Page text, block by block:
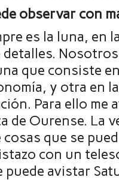
observar con
es la luna, en
que consiste
y otra en
Para ello me
de Ourense. La
que se
con un
avistar